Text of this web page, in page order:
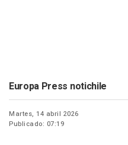
Europa Press notichile
Martes, 14 abril 2026
Publicado: 07:19